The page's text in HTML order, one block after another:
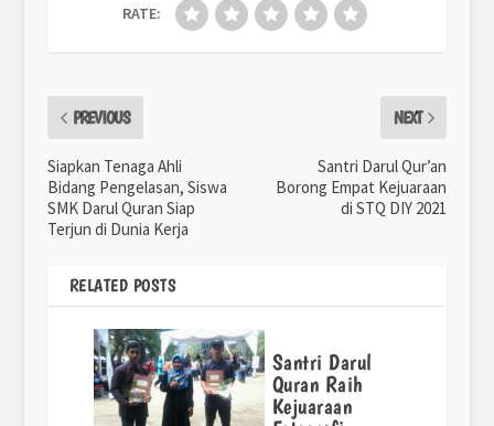
RATE:
PREVIOUS
Siapkan Tenaga Ahli
Bidang Pengelasan, Siswa
SMK Darul Quran Siap
Terjun di Dunia Kerja
NEXT
Santri Darul Qur’an
Borong Empat Kejuaraan
di STQ DIY 2021
RELATED POSTS
Santri Darul
Quran Raih
Kejuaraan